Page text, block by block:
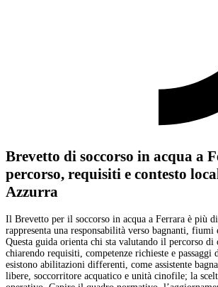
Brevetto di soccorso in acqua a
percorso, requisiti e contesto
Azzurra
Il Brevetto per il soccorso in acqua a Ferrara è più
rappresenta una responsabilità verso bagnanti,
Questa guida orienta chi sta valutando il percorso di
chiarendo requisiti, competenze richieste e passaggi
esistono abilitazioni differenti, come assistente
libere, soccorritore acquatico e unità cinofile; la